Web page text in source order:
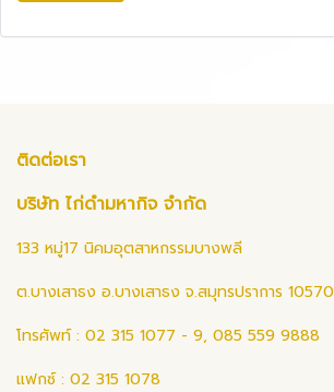
ติดต่อเรา
บริษัท ไก่ดำมหากิจ จำกัด
133 หมู่17 นิคมอุตสาหกรรมบางพลี
ต.บางเสาธง อ.บางเสาธง จ.สมุทรปราการ 10570
โทรศัพท์ : 02 315 1077 - 9, 085 559 9888
แฟกซ์ : 02 315 1078